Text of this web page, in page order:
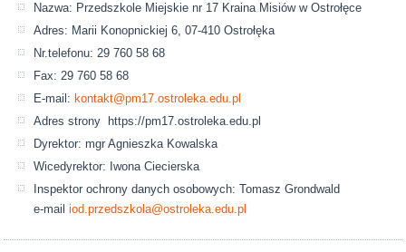
Nazwa: Przedszkole Miejskie nr 17 Kraina Misiów w Ostrołęce
Adres: Marii Konopnickiej 6, 07-410 Ostrołęka
Nr.telefonu: 29 760 58 68
Fax: 29 760 58 68
E-mail: kontakt@pm17.ostroleka.edu.pl
Adres strony https://pm17.ostroleka.edu.pl
Dyrektor: mgr Agnieszka Kowalska
Wicedyrektor: Iwona Ciecierska
Inspektor ochrony danych osobowych: Tomasz Grondwald
e-mailiod.przedszkola@ostroleka.edu.pl